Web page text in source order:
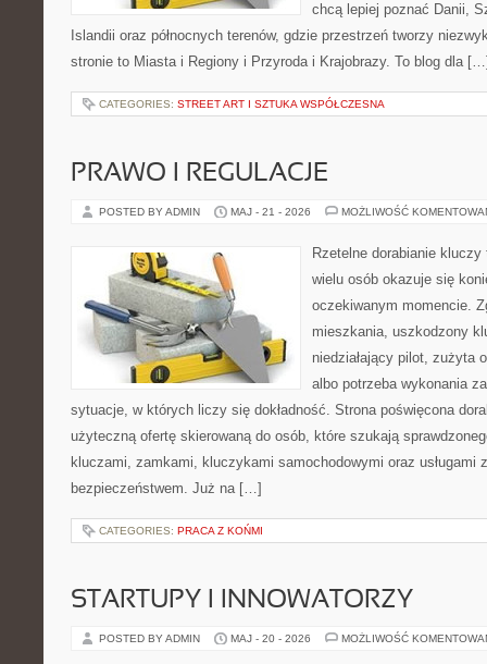
chcą lepiej poznać Danii,
Islandii oraz północnych terenów, gdzie przestrzeń tworzy
stronie to Miasta i Regiony i Przyroda i Krajobrazy. To blog dla
CATEGORIES: STREET ART I SZTUKA WSPÓŁCZESNA
PRAWO I REGULACJE
POSTED BY ADMIN MAJ - 21 - 2026 MOŻLIWOŚĆ
Rzetelne dorabianie
wielu osób okazuje się
oczekiwanym momencie.
mieszkania, uszkodzony
niedziałający pilot, zużyta
albo potrzeba wykonania
sytuacje, w których liczy się dokładność. Strona poświęcona
użyteczną ofertę skierowaną do osób, które szukają
kluczami, zamkami, kluczykami samochodowymi oraz usługami
bezpieczeństwem. Już na […]
CATEGORIES: PRACA Z KOŃMI
STARTUPY I INNOWATORZY
POSTED BY ADMIN MAJ - 20 - 2026 MOŻLIWOŚĆ